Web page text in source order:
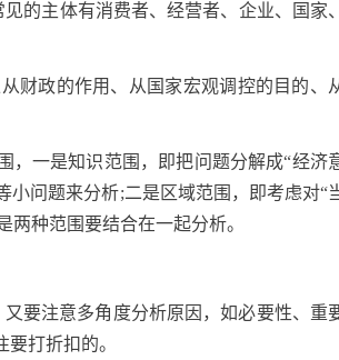
的主体有消费者、经营者、企业、国家、
财政的作用、从国家宏观调控的目的、
，一是知识范围，即把问题分解成“经济
小问题来分析;二是区域范围，即考虑对“
两种范围要结合在一起分析。
又要注意多角度分析原因，如必要性、重
打折扣的。